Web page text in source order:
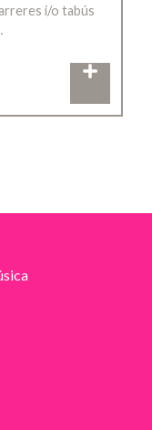
i/o tabús